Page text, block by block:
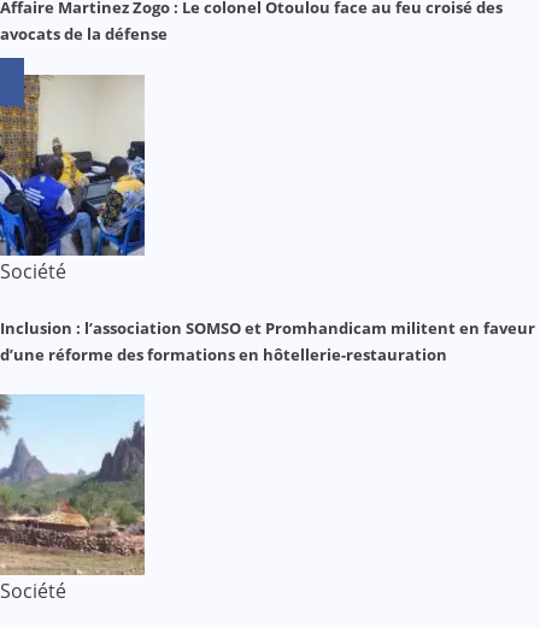
Affaire Martinez Zogo : Le colonel Otoulou face au feu croisé des
avocats de la défense
Société
Inclusion : l’association SOMSO et Promhandicam militent en faveur
d’une réforme des formations en hôtellerie-restauration
Société